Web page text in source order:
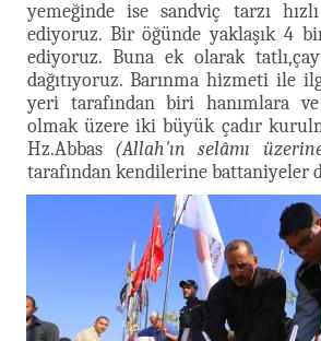
yemeğinde ise sandviç tarzı
ediyoruz. Bir öğünde yaklaşık 4
ediyoruz. Buna ek olarak
dağıtıyoruz. Barınma hizmeti ile
yeri tarafından biri hanımlara
olmak üzere iki büyük çadır
Hz.Abbas (Allah'ın selâmı
tarafından kendilerine battaniyeler